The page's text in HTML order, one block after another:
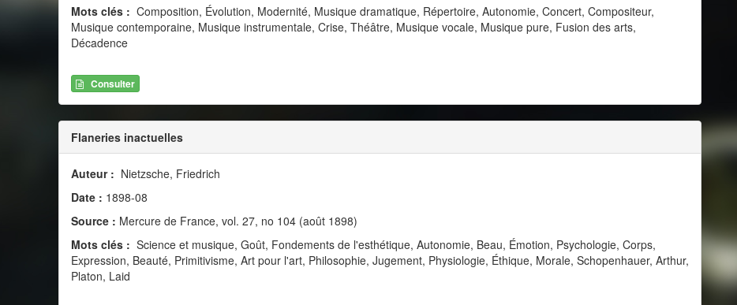
Mots clés : Composition, Évolution, Modernité, Musique dramatique, Répertoire, Autonomie, Concert, Compositeur,
Musique contemporaine, Musique instrumentale, Crise, Théâtre, Musique vocale, Musique pure, Fusion des arts,
Décadence
Consulter
Flaneries inactuelles
Auteur : Nietzsche, Friedrich
Date : 1898-08
Source : Mercure de France, vol. 27, no 104 (août 1898)
Mots clés : Science et musique, Goût, Fondements de l'esthétique, Autonomie, Beau, Émotion, Psychologie, Corps,
Expression, Beauté, Primitivisme, Art pour l'art, Philosophie, Jugement, Physiologie, Éthique, Morale, Schopenhauer, Arthur,
Platon, Laid